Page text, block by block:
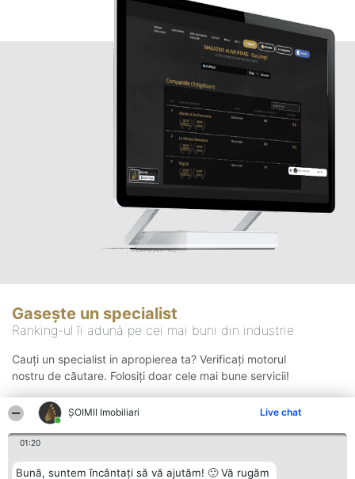
ȘOIMII Imobiliari Live chat
01:20
Bună, suntem încântați să vă ajutăm! 🙂 Vă rugăm
Gasește un specialist
Ranking-ul îi adună pe cei mai buni din industrie
Cauți un specialist in apropierea ta? Verificați motorul
nostru de căutare. Folosiți doar cele mai bune servicii!